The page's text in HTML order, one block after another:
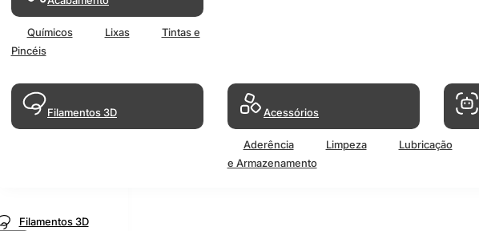
Químicos Lixas
Tintas e
Pincéis
Filamentos 3D Acessórios
Aderência Limpeza Lubricação
e Armazenamento
Filamentos 3D